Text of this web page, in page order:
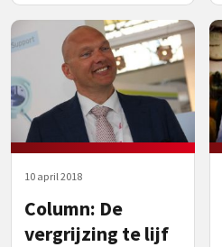
10 april 2018
Column: De
vergrijzing te lijf